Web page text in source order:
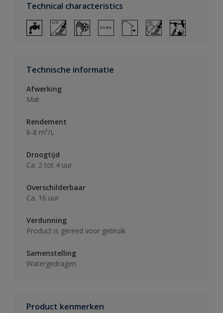
Technical characteristics
Technische informatie
Afwerking
Mat
Rendement
6-8 m²/L
Droogtijd
Ca. 2 tot 4 uur
Overschilderbaar
Ca. 16 uur
Verdunning
Product is gereed voor gebruik
Samenstelling
Watergedragen
Product kenmerken